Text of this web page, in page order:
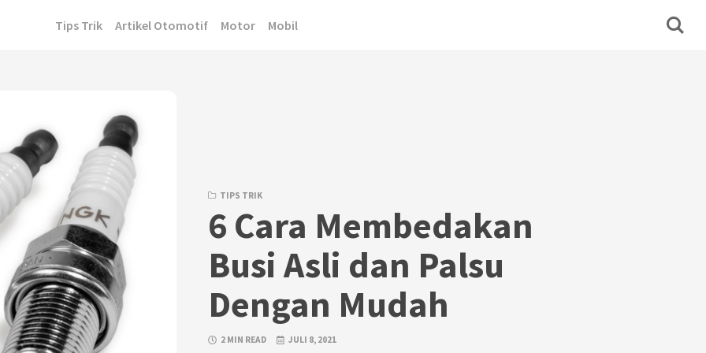
Tips Trik Artikel Otomotif Motor Mobil
TIPS TRIK
6 Cara Membedakan
Busi Asli dan Palsu
Dengan Mudah
2 MIN READ JULI 8, 2021